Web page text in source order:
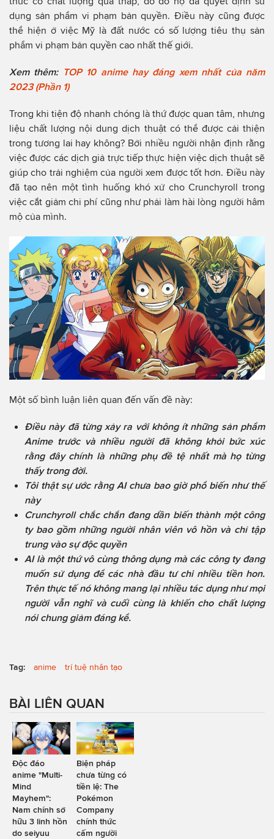
dụng sản phẩm vi phạm bản quyền. Điều này cũng được
thể hiện ở việc Mỹ là đất nước có số lượng tiêu thụ sản
phẩm vi phạm bản quyền cao nhất thế giới.
Xem thêm: TOP 10 anime hay đáng xem nhất của năm
2023 (Phần 1)
Trong khi tiện độ nhanh chóng là thứ được quan tâm, nhưng
liệu chất lượng nội dung dịch thuật có thể được cải thiện
trong tương lai hay không? Bởi nhiều người nhận định rằng
việc được các dịch giả trực tiếp thực hiện việc dịch thuật sẽ
giúp cho trải nghiệm của người xem được tốt hơn. Điều này
đã tạo nên một tình huống khó xử cho Crunchyroll trong
việc cắt giảm chi phí cũng như phải làm hài lòng người hâm
mộ của mình.
Một số bình luận liên quan đến vấn đề này:
Điều này đã từng xảy ra với không ít những sản phẩm
Anime trước và nhiều người đã không khỏi bức xúc
rằng đây chính là những phụ đề tệ nhất mà họ từng
thấy trong đời.
Tôi thật sự ước rằng AI chưa bao giờ phổ biến như thế
này
Crunchyroll chắc chắn đang dần biến thành một công
ty bao gồm những người nhân viên vô hồn và chỉ tập
trung vào sự độc quyền
AI là một thứ vô cùng thông dụng mà các công ty đang
muốn sử dụng để các nhà đầu tư chi nhiều tiền hon.
Trên thực tế nó không mang lại nhiều tác dụng như mọi
người vẫn nghĩ và cuối cùng là khiến cho chất lượng
nói chung giảm đáng kể.
Tag: anime trí tuệ nhân tạo
BÀI LIÊN QUAN
Độc đáo
anime "Multi-
Mind
Mayhem":
Nam chính sở
hữu 3 linh hồn
do seiyuu
Biện pháp
chưa từng có
tiền lệ: The
Pokémon
Company
chính thức
cấm người